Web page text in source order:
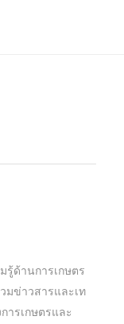
รู้ด้านการเกษตร
มข่าวสารและเท
ารเกษตรและ